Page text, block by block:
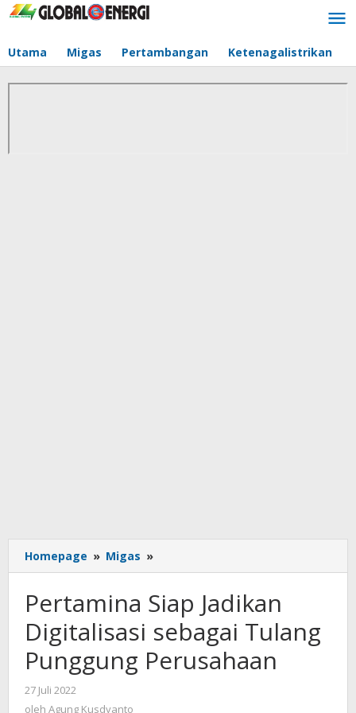
Lewati
Utama Migas Pertambangan Ketenagalistrikan
Homepage » Migas »
Siap
Digitalisasi
sebagai
Tulang
Punggung
Perusahaan
Pertamina Siap Jadikan
Digitalisasi sebagai Tulang
Punggung Perusahaan
27 Juli 2022
Agung
oleh Agung Kusdyanto